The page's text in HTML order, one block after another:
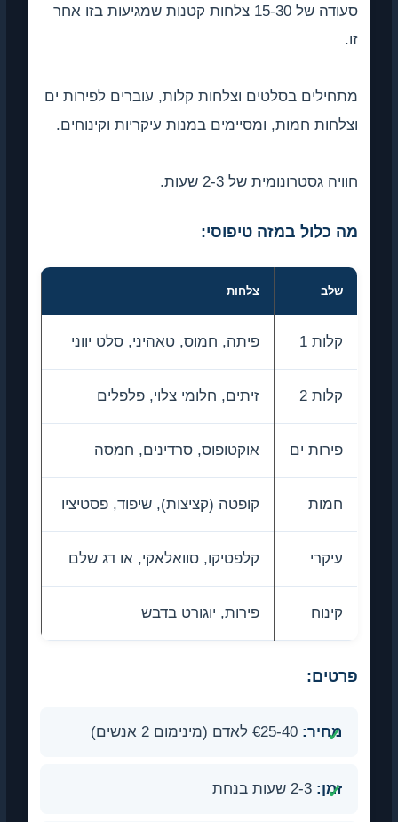
סעודה של 15-30 צלחות קטנות שמגיעות בזו אחר
זו.
מתחילים בסלטים וצלחות קלות, עוברים לפירות ים
וצלחות חמות, ומסיימים במנות עיקריות וקינוחים.
חוויה גסטרונומית של 2-3 שעות.
מה כלול במזה טיפוסי:
שלב צלחות
קלות 1 פיתה, חמוס, טאהיני, סלט יווני
קלות 2 זיתים, חלומי צלוי, פלפלים
פירות ים אוקטופוס, סרדינים, חמסה
חמות קופטה (קציצות), שיפוד, פסטיציו
עיקרי קלפטיקו, סוואלאקי, או דג שלם
קינוח פירות, יוגורט בדבש
פרטים:
מחיר: €25-40 לאדם (מינימום 2 אנשים)
זמן: 2-3 שעות בנחת